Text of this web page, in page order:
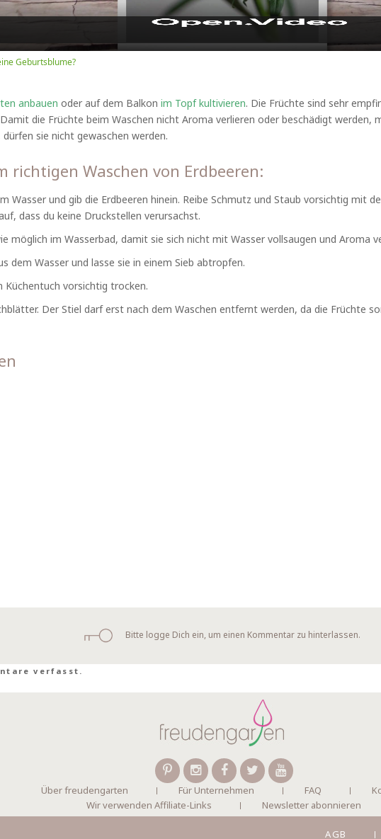
Geburtsblume?
anbauen oder auf dem Balkon im Topf kultivieren. Die Früchte sind sehr
die Früchte beim Waschen nicht Aroma verlieren oder beschädigt werden,
sie nicht gewaschen werden.
richtigen Waschen von Erdbeeren:
Wasser und gib die Erdbeeren hinein. Reibe Schmutz und Staub vorsichtig mit
dass du keine Druckstellen verursachst.
möglich im Wasserbad, damit sie sich nicht mit Wasser vollsaugen und Aroma
dem Wasser und lasse sie in einem Sieb abtropfen.
Küchentuch vorsichtig trocken.
Der Stiel darf erst nach dem Waschen entfernt werden, da die Früchte
Bitte logge Dich ein, um einen Kommentar zu hinterlassen.
verfasst.
Über freudengarten Für Unternehmen FAQ
Wir verwenden Affiliate-Links
Newsletter abonnieren
AGB